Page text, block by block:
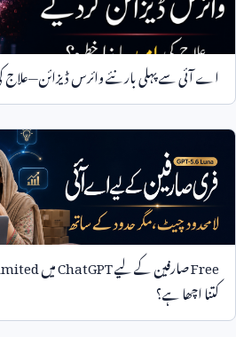
اے آئی سے پہلی بار نئے وائرس ڈیزائن—علاج
Freeصارفین کے لیےChatGPTمیں
کتنا اچھا ہے؟